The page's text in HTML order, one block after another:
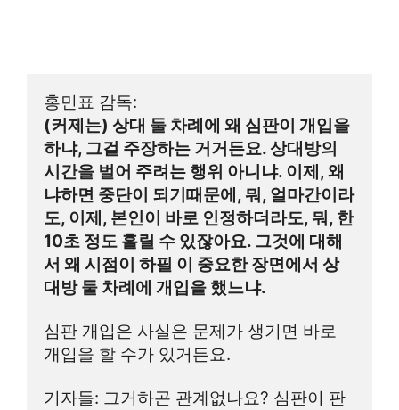
홍민표 감독:
(커제는) 상대 둘 차례에 왜 심판이 개입을
하냐, 그걸 주장하는 거거든요. 상대방의
시간을 벌어 주려는 행위 아니냐. 이제, 왜
냐하면 중단이 되기때문에, 뭐, 얼마간이라
도, 이제, 본인이 바로 인정하더라도, 뭐, 한
10초 정도 흘릴 수 있잖아요. 그것에 대해
서 왜 시점이 하필 이 중요한 장면에서 상
대방 둘 차례에 개입을 했느냐.
심판 개입은 사실은 문제가 생기면 바로
개입을 할 수가 있거든요.
기자들: 그거하곤 관계없나요? 심판이 판